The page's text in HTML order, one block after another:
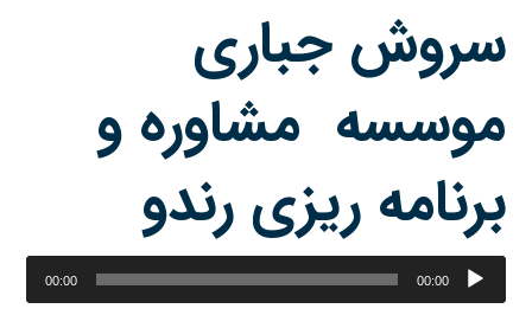
سروش جباری
موسسه مشاوره و
برنامه ریزی رندو
پخش‌کننده
صوت
00:00
00:00